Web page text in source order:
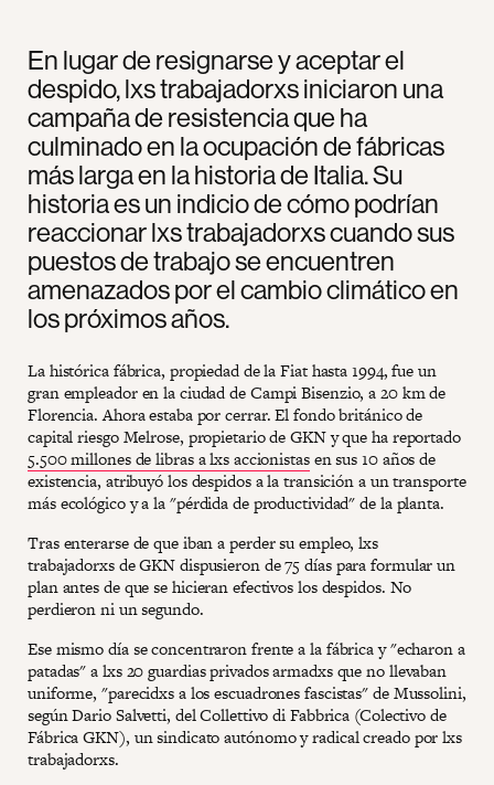
En lugar de resignarse y aceptar el
despido, lxs trabajadorxs iniciaron una
campaña de resistencia que ha
culminado en la ocupación de fábricas
más larga en la historia de Italia. Su
historia es un indicio de cómo podrían
reaccionar lxs trabajadorxs cuando sus
puestos de trabajo se encuentren
amenazados por el cambio climático en
los próximos años.
La histórica fábrica, propiedad de la Fiat hasta 1994, fue un
gran empleador en la ciudad de Campi Bisenzio, a 20 km de
Florencia. Ahora estaba por cerrar. El fondo británico de
capital riesgo Melrose, propietario de GKN y que ha reportado
5.500 millones de libras a lxs accionistasen sus 10 años de
existencia, atribuyó los despidos a la transición a un transporte
más ecológico y a la "pérdida de productividad" de la planta.
Tras enterarse de que iban a perder su empleo, lxs
trabajadorxs de GKN dispusieron de 75 días para formular un
plan antes de que se hicieran efectivos los despidos. No
perdieron ni un segundo.
Ese mismo día se concentraron frente a la fábrica y "echaron a
patadas" a lxs 20 guardias privados armadxs que no llevaban
uniforme, "parecidxs a los escuadrones fascistas" de Mussolini,
según Dario Salvetti, del Collettivo di Fabbrica (Colectivo de
Fábrica GKN), un sindicato autónomo y radical creado por lxs
trabajadorxs.